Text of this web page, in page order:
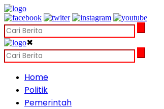
✖
Home
Politik
Pemerintah